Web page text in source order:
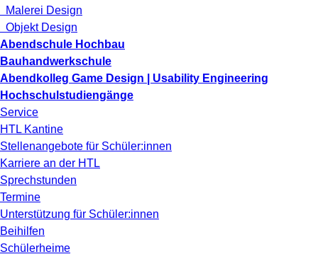
Malerei Design
Objekt Design
Abendschule Hochbau
Bauhandwerkschule
Abendkolleg Game Design | Usability Engineering
Hochschulstudiengänge
Service
HTL Kantine
Stellenangebote für Schüler:innen
Karriere an der HTL
Sprechstunden
Termine
Unterstützung für Schüler:innen
Beihilfen
Schülerheime